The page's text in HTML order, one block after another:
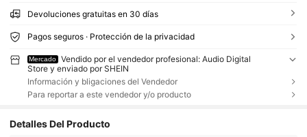
Devoluciones gratuitas en 30 días
Pagos seguros · Protección de la privacidad
Mercado
Vendido por el vendedor profesional: Audio Digital
Store y enviado por SHEIN
Información y bligaciones del Vendedor
Para reportar a este vendedor y/o producto
Detalles Del Producto